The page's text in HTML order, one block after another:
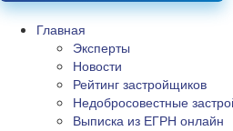
Главная
Эксперты
Новости
Рейтинг застройщиков
Недобросовестные
Выписка из ЕГРН онлайн